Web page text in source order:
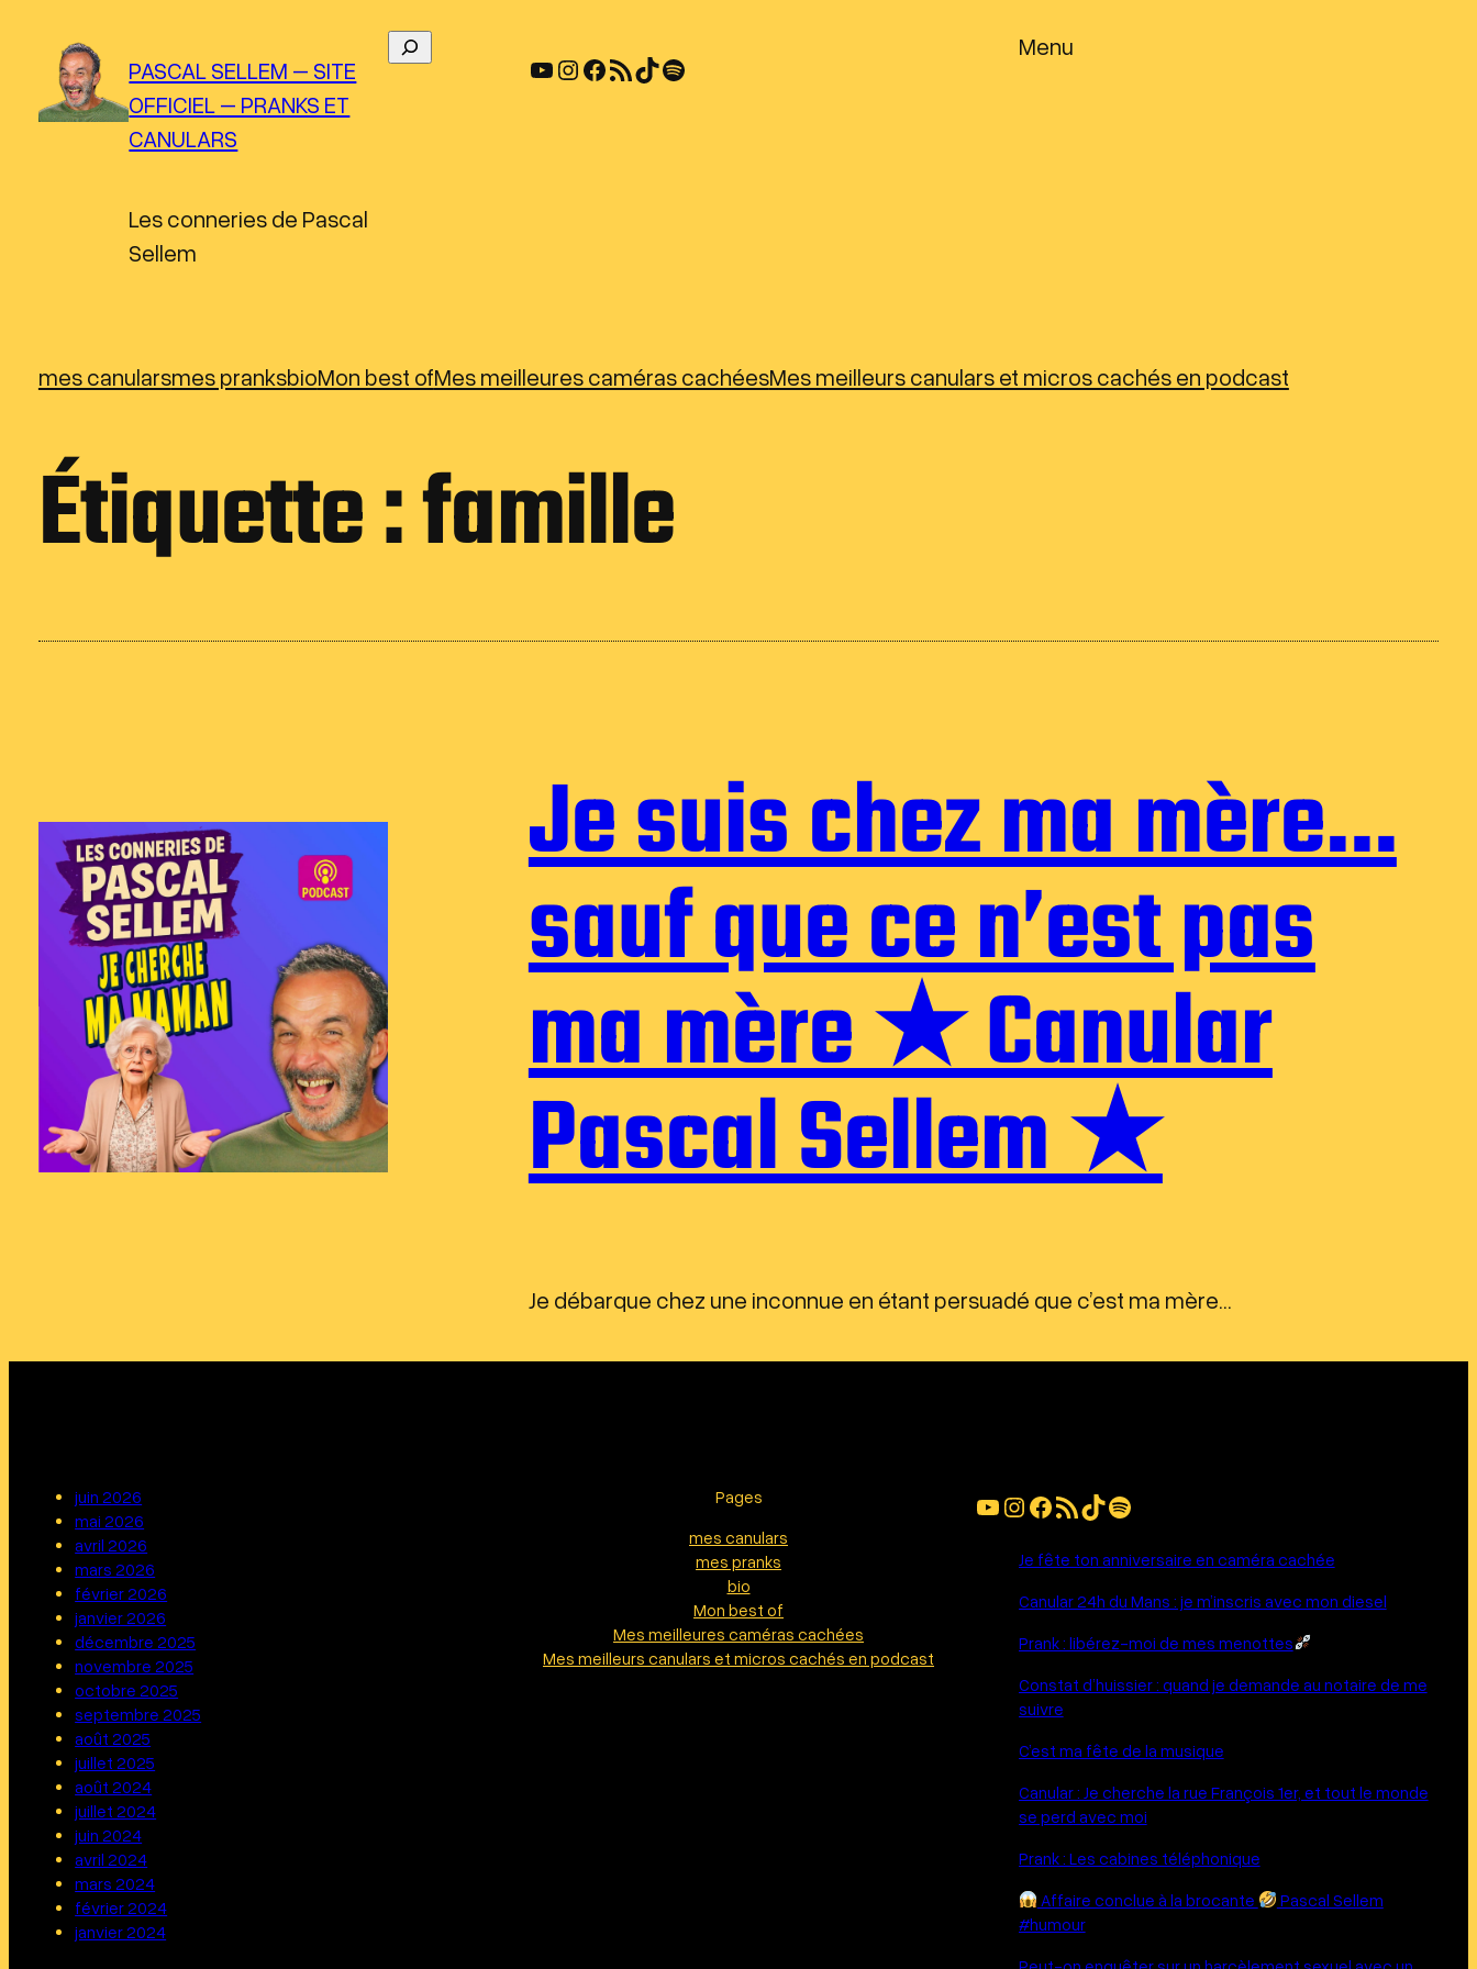
contenu
PASCAL SELLEM – SITE
OFFICIEL – PRANKS ET
CANULARS
Les conneries de Pascal
Sellem
YouTube Instagram Facebook Flux RSS TikTok Spotify
Menu
mes canularsmes pranksbioMon best ofMes meilleures caméras cachéesMes meilleurs canulars et micros cachés en podcast
Étiquette :famille
Je suis chez ma mère…
sauf que ce n’est pas
ma mère ★ Canular
Pascal Sellem ★
Je débarque chez une inconnue en étant persuadé que c’est ma mère…
juin 2026
mai 2026
avril 2026
mars 2026
février 2026
janvier 2026
décembre 2025
novembre 2025
octobre 2025
septembre 2025
août 2025
juillet 2025
août 2024
juillet 2024
juin 2024
avril 2024
mars 2024
février 2024
janvier 2024
Pages
mes canulars
mes pranks
bio
Mon best of
Mes meilleures caméras cachées
Mes meilleurs canulars et micros cachés en podcast
YouTube Instagram Facebook Flux RSS TikTok Spotify
Je fête ton anniversaire en caméra cachée
Canular 24h du Mans : je m’inscris avec mon diesel
Prank : libérez-moi de mes menottes
Constat d’huissier : quand je demande au notaire de me
suivre
C’est ma fête de la musique
Canular : Je cherche la rue François 1er, et tout le monde
se perd avec moi
Prank : Les cabines téléphonique
Affaire conclue à la brocante
Pascal Sellem
#humour